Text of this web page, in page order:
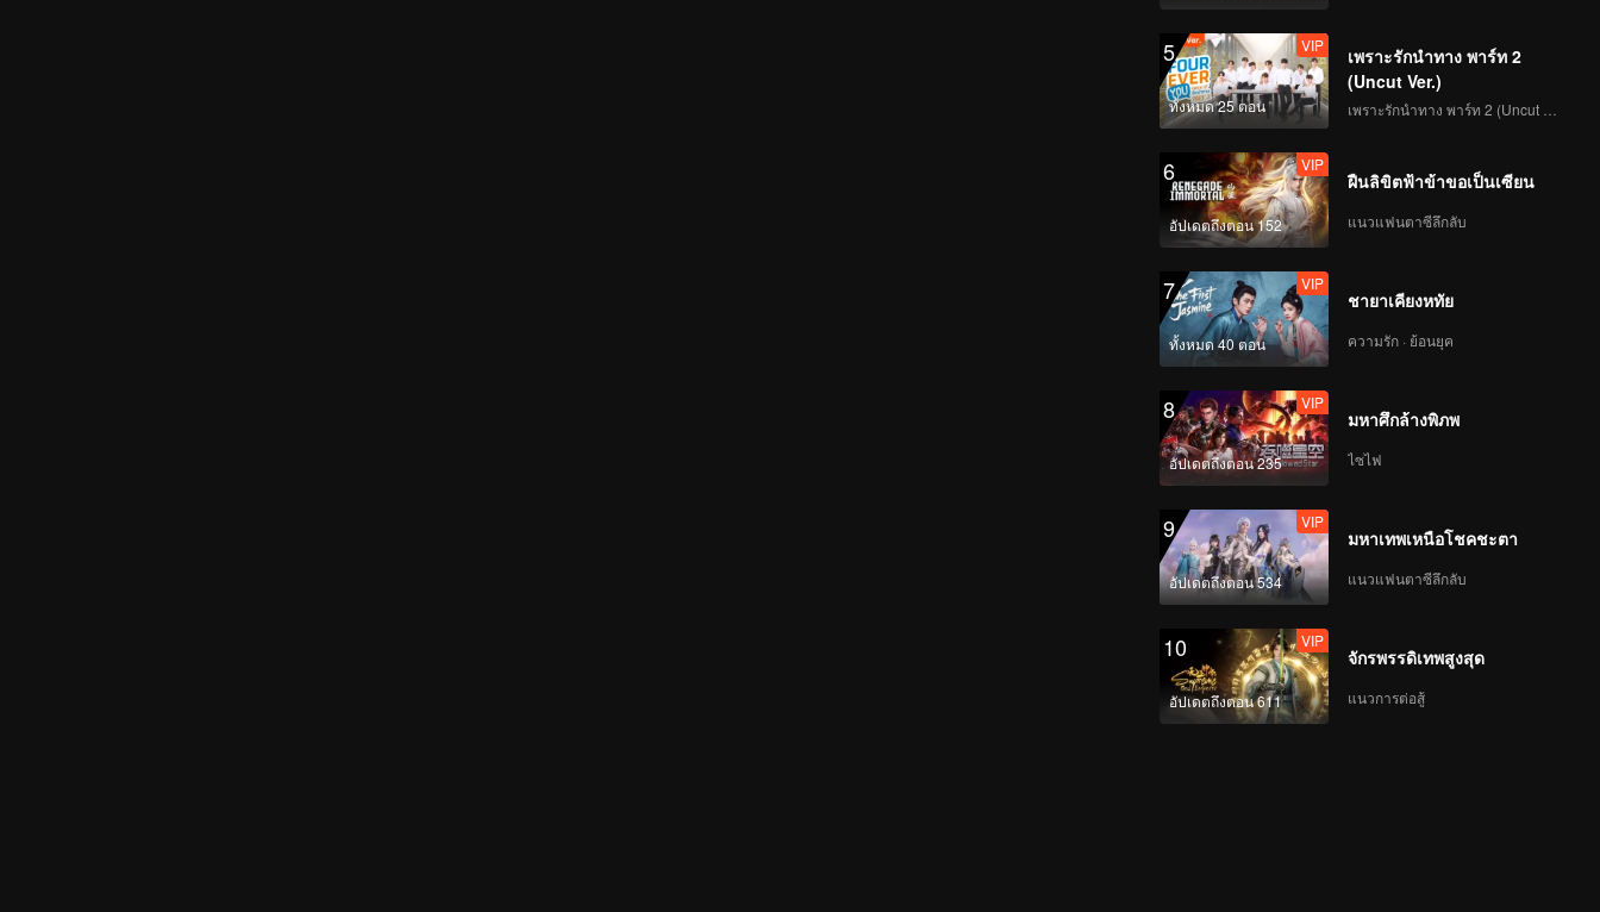
5
ทั้งหมด 25 ตอน
VIP
เพราะรักนำทาง พาร์ท 2
(Uncut Ver.)
6
อัปเดตถึงตอน 152
VIP
ฝืนลิขิตฟ้าข้าขอเป็นเซียน
แนวแฟนตาซีลึกลับ
7
ทั้งหมด 40 ตอน
VIP
ชายาเคียงหทัย
ความรัก · ย้อนยุค
8
อัปเดตถึงตอน 235
VIP
มหาศึกล้างพิภพ
ไซไฟ
9
อัปเดตถึงตอน 534
VIP
มหาเทพเหนือโชคชะตา
แนวแฟนตาซีลึกลับ
10
อัปเดตถึงตอน 611
VIP
จักรพรรดิเทพสูงสุด
แนวการต่อสู้